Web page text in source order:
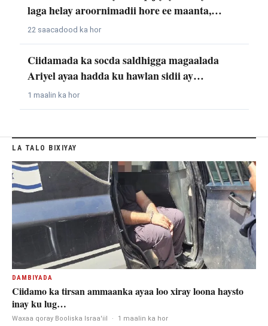
laga helay aroornimadii hore ee maanta,…
22 saacadood ka hor
Ciidamada ka socda saldhigga magaalada
Ariyel ayaa hadda ku hawlan sidii ay…
1 maalin ka hor
LA TALO BIXIYAY
DAMBIYADA
Ciidamo ka tirsan ammaanka ayaa loo xiray loona haysto
inay ku lug…
Waxaa qoray Booliska Israa'iil · 1 maalin ka hor